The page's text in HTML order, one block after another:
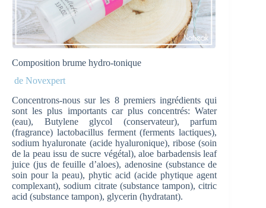
Composition brume hydro-tonique
de Novexpert
Concentrons-nous sur les 8 premiers ingrédients qui
sont les plus importants car plus concentrés: Water
(eau), Butylene glycol (conservateur), parfum
(fragrance) lactobacillus ferment (ferments lactiques),
sodium hyaluronate (acide hyaluronique), ribose (soin
de la peau issu de sucre végétal), aloe barbadensis leaf
juice (jus de feuille d’aloes), adenosine (substance de
soin pour la peau), phytic acid (acide phytique agent
complexant), sodium citrate (substance tampon), citric
acid (substance tampon), glycerin (hydratant).